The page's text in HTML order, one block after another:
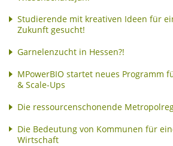
Studierende mit kreativen Ideen für
Zukunft gesucht!
Garnelenzucht in Hessen?!
MPowerBIO startet neues Programm
& Scale-Ups
Die ressourcenschonende
Die Bedeutung von Kommunen für
Wirtschaft